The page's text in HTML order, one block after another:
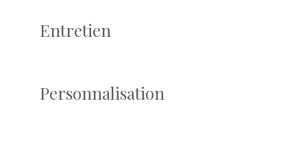
Entretien
Personnalisation